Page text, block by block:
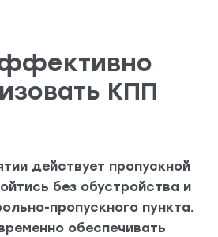
КПП
действует пропускной
без обустройства и
пропускного пункта.
обеспечивать